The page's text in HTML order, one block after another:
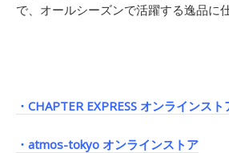
で、オールシーズンで活躍する逸品に
・CHAPTER EXPRESS オンラインスト
・atmos-tokyo オンラインストア